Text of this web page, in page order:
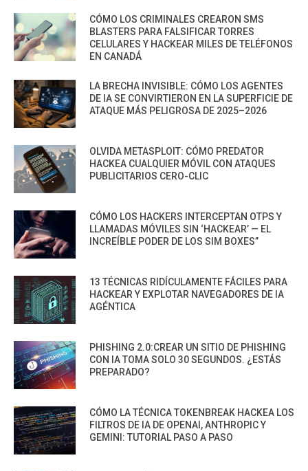
CÓMO LOS CRIMINALES CREARON SMS
BLASTERS PARA FALSIFICAR TORRES
CELULARES Y HACKEAR MILES DE TELÉFONOS
EN CANADÁ
LA BRECHA INVISIBLE: CÓMO LOS AGENTES
DE IA SE CONVIRTIERON EN LA SUPERFICIE DE
ATAQUE MÁS PELIGROSA DE 2025–2026
OLVIDA METASPLOIT: CÓMO PREDATOR
HACKEA CUALQUIER MÓVIL CON ATAQUES
PUBLICITARIOS CERO-CLIC
CÓMO LOS HACKERS INTERCEPTAN OTPS Y
LLAMADAS MÓVILES SIN ‘HACKEAR’ — EL
INCREÍBLE PODER DE LOS SIM BOXES”
13 TÉCNICAS RIDÍCULAMENTE FÁCILES PARA
HACKEAR Y EXPLOTAR NAVEGADORES DE IA
AGÉNTICA
PHISHING 2.0:CREAR UN SITIO DE PHISHING
CON IA TOMA SOLO 30 SEGUNDOS. ¿ESTÁS
PREPARADO?
CÓMO LA TÉCNICA TOKENBREAK HACKEA LOS
FILTROS DE IA DE OPENAI, ANTHROPIC Y
GEMINI: TUTORIAL PASO A PASO